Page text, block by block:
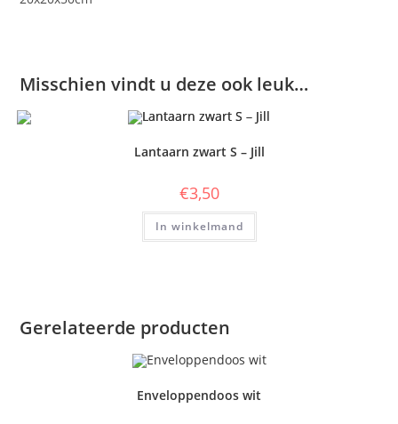
Misschien vindt u deze ook leuk…
Lantaarn zwart S – Jill
€3,50
In winkelmand
Gerelateerde producten
Enveloppendoos wit